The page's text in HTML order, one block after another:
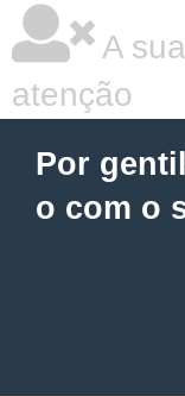
A
atenção
Por
o com o